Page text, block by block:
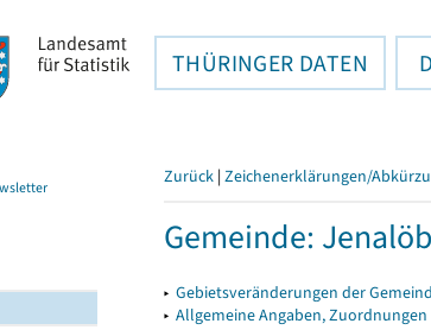
THÜRINGER DATEN
Zurück | Zeichenerklärungen/
Gemeinde:
▸ Gebietsveränderungen der
▸ Allgemeine Angaben, Zuordnungen